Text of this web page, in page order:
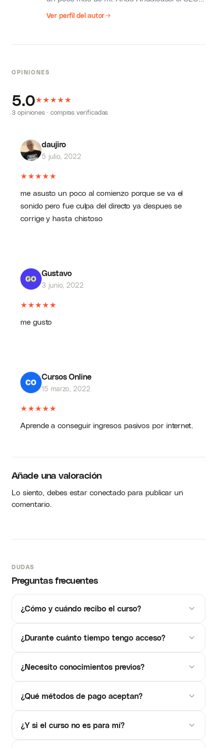
más joven de ESPAÑA y DEL 🌎.
Ver perfil del autor
OPINIONES
5.0★★★★★
3 opiniones · compras verificadas
daujiro
5 julio, 2022
★★★★★
me asusto un poco al comienzo porque se va el
sonido pero fue culpa del directo ya despues se
corrige y hasta chistoso
Gustavo
3 junio, 2022
★★★★★
me gusto
Cursos Online
15 marzo, 2022
★★★★★
Aprende a conseguir ingresos pasivos por internet.
Añade una valoración
Lo siento, debes estarconectadopara publicar un
comentario.
DUDAS
Preguntas frecuentes
¿Cómo y cuándo recibo el curso?
¿Durante cuánto tiempo tengo acceso?
¿Necesito conocimientos previos?
¿Qué métodos de pago aceptan?
¿Y si el curso no es para mí?